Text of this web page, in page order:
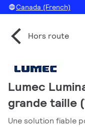
Canada (French)
Hors route
Lumec
grande taille
Une solution fiable